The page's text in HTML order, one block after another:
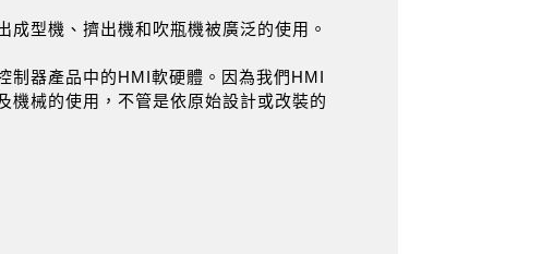
型機、擠出機和吹瓶機被廣泛的使用。
制器產品中的HMI軟硬體。因為我們HMI
機械的使用，不管是依原始設計或改裝的